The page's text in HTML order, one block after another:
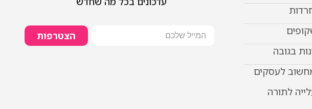
בגובה
לעסקים
לתורה
הצטרפות